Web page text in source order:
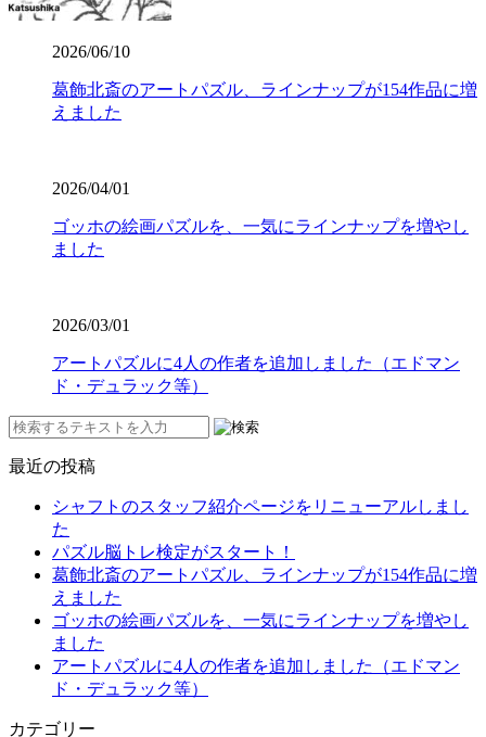
2026/06/10
葛飾北斎のアートパズル、ラインナップが154作品に増
えました
2026/04/01
ゴッホの絵画パズルを、一気にラインナップを増やし
ました
2026/03/01
アートパズルに4人の作者を追加しました（エドマン
ド・デュラック等）
最近の投稿
シャフトのスタッフ紹介ページをリニューアルしまし
た
パズル脳トレ検定がスタート！
葛飾北斎のアートパズル、ラインナップが154作品に増
えました
ゴッホの絵画パズルを、一気にラインナップを増やし
ました
アートパズルに4人の作者を追加しました（エドマン
ド・デュラック等）
カテゴリー